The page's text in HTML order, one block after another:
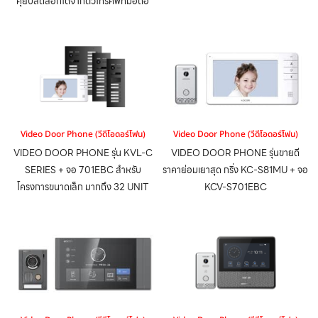
Video Door Phone (วีดีโอดอร์โฟน)
VIDEO DOOR PHONE รุ่น KVL-C
SERIES + จอ 701EBC สำหรับ
โครงการขนาดเล็ก มากถึง 32 UNIT
Video Door Phone (วีดีโอดอร์โฟน)
VIDEO DOOR PHONE รุ่นขายดี
ราคาย่อมเยาสุด กริ่ง KC-S81MU + จอ
KCV-S701EBC